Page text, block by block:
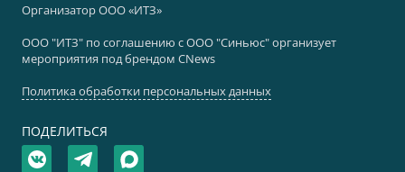
Организатор ООО «ИТЗ»
ООО "ИТЗ" по соглашению с ООО "Синьюс" организует
мероприятия под брендом CNews
Политика обработки персональных данных
ПОДЕЛИТЬСЯ